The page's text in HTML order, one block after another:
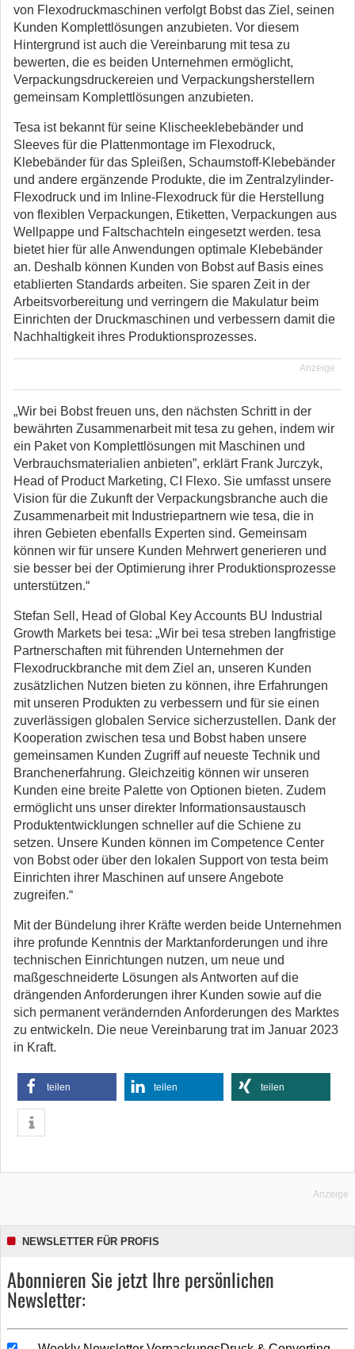
von Flexodruckmaschinen verfolgt Bobst das Ziel, seinen
Kunden Komplettlösungen anzubieten. Vor diesem
Hintergrund ist auch die Vereinbarung mit tesa zu
bewerten, die es beiden Unternehmen ermöglicht,
Verpackungsdruckereien und Verpackungsherstellern
gemeinsam Komplettlösungen anzubieten.
Tesa ist bekannt für seine Klischeeklebebänder und
Sleeves für die Plattenmontage im Flexodruck,
Klebebänder für das Spleißen, Schaumstoff-Klebebänder
und andere ergänzende Produkte, die im Zentralzylinder-
Flexodruck und im Inline-Flexodruck für die Herstellung
von flexiblen Verpackungen, Etiketten, Verpackungen aus
Wellpappe und Faltschachteln eingesetzt werden. tesa
bietet hier für alle Anwendungen optimale Klebebänder
an. Deshalb können Kunden von Bobst auf Basis eines
etablierten Standards arbeiten. Sie sparen Zeit in der
Arbeitsvorbereitung und verringern die Makulatur beim
Einrichten der Druckmaschinen und verbessern damit die
Nachhaltigkeit ihres Produktionsprozesses.
Anzeige
„Wir bei Bobst freuen uns, den nächsten Schritt in der
bewährten Zusammenarbeit mit tesa zu gehen, indem wir
ein Paket von Komplettlösungen mit Maschinen und
Verbrauchsmaterialien anbieten”, erklärt Frank Jurczyk,
Head of Product Marketing, CI Flexo. Sie umfasst unsere
Vision für die Zukunft der Verpackungsbranche auch die
Zusammenarbeit mit Industriepartnern wie tesa, die in
ihren Gebieten ebenfalls Experten sind. Gemeinsam
können wir für unsere Kunden Mehrwert generieren und
sie besser bei der Optimierung ihrer Produktionsprozesse
unterstützen.“
Stefan Sell, Head of Global Key Accounts BU Industrial
Growth Markets bei tesa: „Wir bei tesa streben langfristige
Partnerschaften mit führenden Unternehmen der
Flexodruckbranche mit dem Ziel an, unseren Kunden
zusätzlichen Nutzen bieten zu können, ihre Erfahrungen
mit unseren Produkten zu verbessern und für sie einen
zuverlässigen globalen Service sicherzustellen. Dank der
Kooperation zwischen tesa und Bobst haben unsere
gemeinsamen Kunden Zugriff auf neueste Technik und
Branchenerfahrung. Gleichzeitig können wir unseren
Kunden eine breite Palette von Optionen bieten. Zudem
ermöglicht uns unser direkter Informationsaustausch
Produktentwicklungen schneller auf die Schiene zu
setzen. Unsere Kunden können im Competence Center
von Bobst oder über den lokalen Support von testa beim
Einrichten ihrer Maschinen auf unsere Angebote
zugreifen.“
Mit der Bündelung ihrer Kräfte werden beide Unternehmen
ihre profunde Kenntnis der Marktanforderungen und ihre
technischen Einrichtungen nutzen, um neue und
maßgeschneiderte Lösungen als Antworten auf die
drängenden Anforderungen ihrer Kunden sowie auf die
sich permanent verändernden Anforderungen des Marktes
zu entwickeln. Die neue Vereinbarung trat im Januar 2023
in Kraft.
teilen teilen teilen
Anzeige
NEWSLETTER FÜR PROFIS
Abonnieren Sie jetzt Ihre persönlichen
Newsletter: